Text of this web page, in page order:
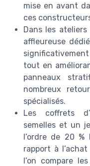
mise en avant
ces
Dans les ateliers
affleureuse
tout en
panneaux
nombreux
spécialisés.
Les coffrets
semelles et un
l’ordre de 20 %
rapport à
l’on compare